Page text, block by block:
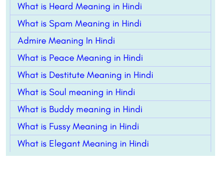
What is Heard Meaning in Hindi
What is Spam Meaning in Hindi
Admire Meaning In Hindi
What is Peace Meaning in Hindi
What is Destitute Meaning in Hindi
What is Soul meaning in Hindi
What is Buddy meaning in Hindi
What is Fussy Meaning in Hindi
What is Elegant Meaning in Hindi